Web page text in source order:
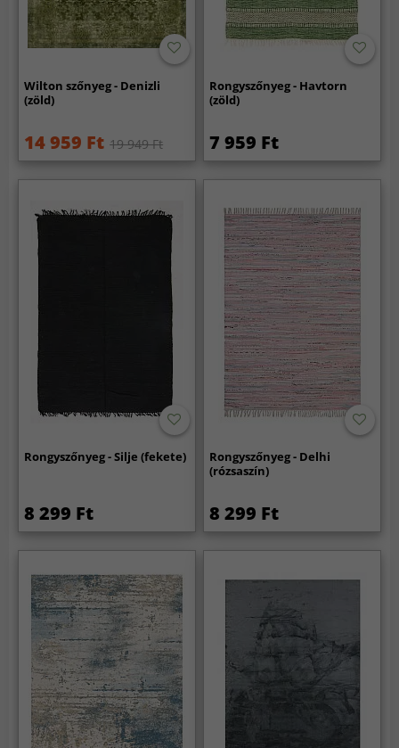
Wilton szőnyeg - Denizli
(zöld)
14 959 Ft 19 949 Ft
Rongyszőnyeg - Havtorn
(zöld)
7 959 Ft
Rongyszőnyeg - Silje (fekete)
8 299 Ft
Rongyszőnyeg - Delhi
(rózsaszín)
8 299 Ft